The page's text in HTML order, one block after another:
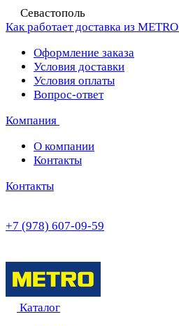
Севастополь
Как работает доставка из METRO
Оформление заказа
Условия доставки
Условия оплаты
Вопрос-ответ
Компания
О компании
Контакты
Контакты
+7 (978) 607-09-59
Каталог